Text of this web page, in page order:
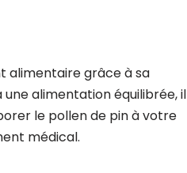
alimentaire grâce à sa
une alimentation équilibrée, il
le pollen de pin à votre
médical.